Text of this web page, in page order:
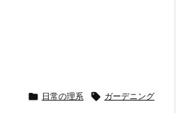
 日常の理系  ガーデニング